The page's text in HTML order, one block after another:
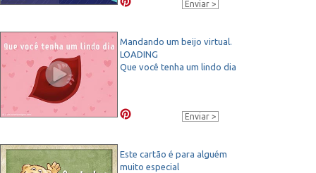
Enviar
Mandando um beijo virtual.
LOADING
Que você tenha um lindo dia
Enviar
Este cartão é para alguém
muito especial